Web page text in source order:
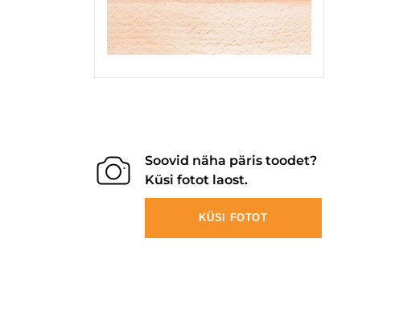
Soovid näha päris toodet?
Küsi fotot laost.
KÜSI FOTOT